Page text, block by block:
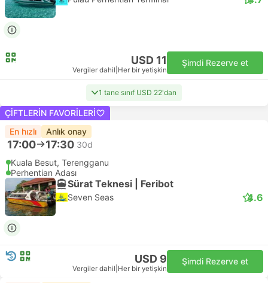
USD 11
Vergiler dahil Her bir yetişkin
Şimdi Rezerve et
1 tane sınıf USD 22'dan
ÇIFTLERIN FAVORILERI
En hızlı
Anlık onay
17:00 17:30 30d
Kuala Besut, Terengganu
Perhentian Adası
Sürat Teknesi | Feribot
Seven Seas 4.6
USD 9
Vergiler dahil Her bir yetişkin
Şimdi Rezerve et